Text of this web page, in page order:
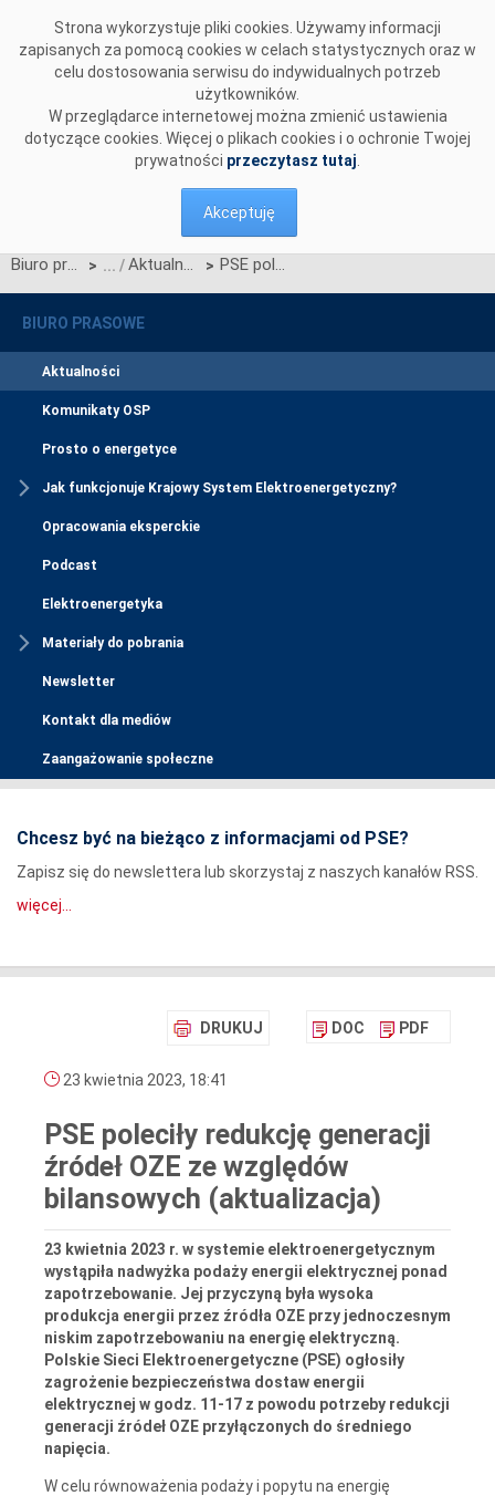
Strona wykorzystuje pliki cookies. Używamy informacji
zapisanych za pomocą cookies w celach statystycznych oraz w
celu dostosowania serwisu do indywidualnych potrzeb
użytkowników.
W przeglądarce internetowej można zmienić ustawienia
dotyczące cookies. Więcej o plikach cookies i o ochronie Twojej
prywatności przeczytasz tutaj
Akceptuję
Biuro prasowe > Aktualności > PSE poleciły redukcję generacji źródeł OZE ze względów bilansowych (aktualizacja)
BIURO PRASOWE
Aktualności
Komunikaty OSP
Prosto o energetyce
Jak funkcjonuje Krajowy System Elektroenergetyczny?
Opracowania eksperckie
Podcast
Elektroenergetyka
Materiały do pobrania
Newsletter
Kontakt dla mediów
Zaangażowanie społeczne
Chcesz być na bieżąco z informacjami od PSE?
Zapisz się do newslettera lub skorzystaj z naszych kanałów RSS.
więcej...
DRUKUJ DOC PDF
23 kwietnia 2023, 18:41
PSE poleciły redukcję generacji
źródeł OZE ze względów
bilansowych (aktualizacja)
23 kwietnia 2023 r. w systemie elektroenergetycznym
wystąpiła nadwyżka podaży energii elektrycznej ponad
zapotrzebowanie. Jej przyczyną była wysoka
produkcja energii przez źródła OZE przy jednoczesnym
niskim zapotrzebowaniu na energię elektryczną.
Polskie Sieci Elektroenergetyczne (PSE) ogłosiły
zagrożenie bezpieczeństwa dostaw energii
elektrycznej w godz. 11-17 z powodu potrzeby redukcji
generacji źródeł OZE przyłączonych do średniego
napięcia.
W celu równoważenia podaży i popytu na energię